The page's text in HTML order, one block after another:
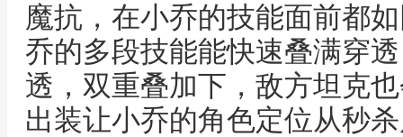
魔抗，在小乔的技能面前都
乔的多段技能能快速叠满穿
透，双重叠加下，敌方坦克
出装让小乔的角色定位从秒